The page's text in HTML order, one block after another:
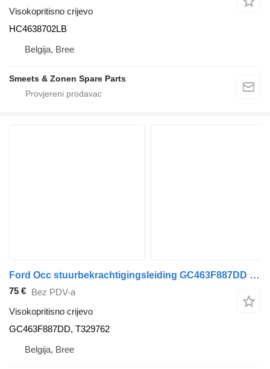
Visokopritisno crijevo
HC4638702LB
Belgija, Bree
Smeets & Zonen Spare Parts
Ford Occ stuurbekrachtigingsleiding GC463F887DD visokopritisno crijevo za kamiona
75 € Bez PDV-a
Visokopritisno crijevo
GC463F887DD, T329762
Belgija, Bree